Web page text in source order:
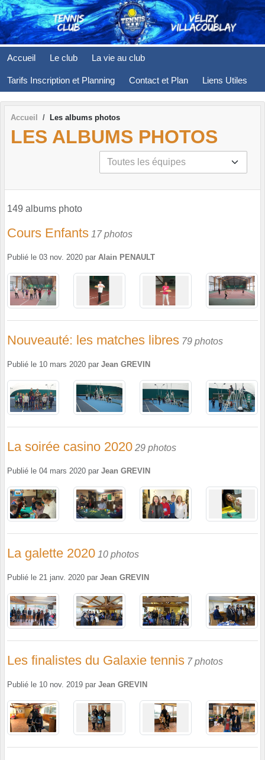
Accueil Le club La vie au club
Tarifs Inscription et Planning Contact et Plan Liens Utiles
Accueil Les albums photos
LES ALBUMS PHOTOS
149 albums photo
Cours Enfants 17 photos
Publié le 03 nov. 2020 par Alain PENAULT
Nouveauté: les matches libres 79 photos
Publié le 10 mars 2020 par Jean GREVIN
La soirée casino 2020 29 photos
Publié le 04 mars 2020 par Jean GREVIN
La galette 2020 10 photos
Publié le 21 janv. 2020 par Jean GREVIN
Les finalistes du Galaxie tennis 7 photos
Publié le 10 nov. 2019 par Jean GREVIN
Panneau de gestion des cookies